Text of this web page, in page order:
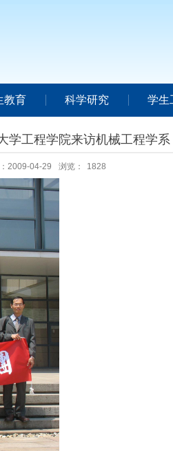
教育 科学研究 学生
学工程学院来访机械工程学系
2009-04-29 浏览： 1828